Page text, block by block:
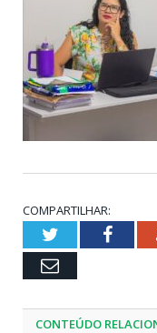
COMPARTILHAR:
Twitter
Email
CONTEÚDO